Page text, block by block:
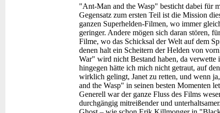
"Ant-Man and the Wasp" besticht dabei für
Gegensatz zum ersten Teil ist die Mission
ganzen Superhelden-Filmen, wo immer
geringer. Andere mögen sich daran stören,
Filme, wo das Schicksal der Welt auf dem
denen halt ein Scheitern der Helden von
War" wird nicht Bestand haben, da
hingegen hätte ich mich nicht getraut, auf
wirklich gelingt, Janet zu retten, und wenn
and the Wasp" in seinen besten Momenten
Generell war der ganze Fluss des Films
durchgängig mitreißender und